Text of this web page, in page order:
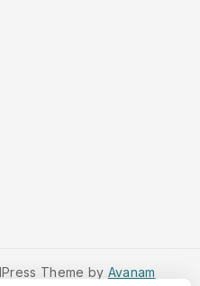
Theme by Avanam